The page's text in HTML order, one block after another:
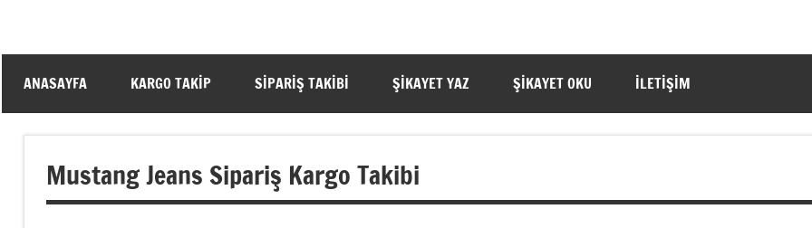
ANASAYFA KARGO TAKIP SIPARIŞ TAKIBI ŞIKAYET YAZ ŞIKAYET OKU İLETIŞIM
Mustang Jeans Sipariş Kargo Takibi